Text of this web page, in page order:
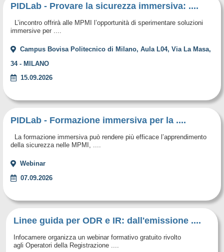
PIDLab - Provare la sicurezza immersiva: ....
L’incontro offrirà alle MPMI l’opportunità di sperimentare soluzioni
immersive per ....
Campus Bovisa Politecnico di Milano, Aula L04, Via La Masa,
34 - MILANO
15.09.2026
PIDLab - Formazione immersiva per la ....
La formazione immersiva può rendere più efficace l’apprendimento
della sicurezza nelle MPMI, ....
Webinar
07.09.2026
Linee guida per ODR e IR: dall'emissione ....
Infocamere organizza un webinar formativo gratuito rivolto
agli Operatori della Registrazione ....